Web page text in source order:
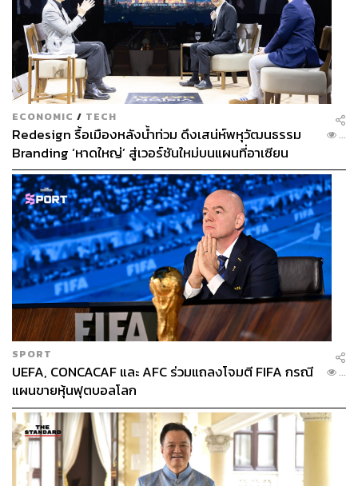
ECONOMIC / TECH
Redesign รื้อเมืองหลังน้ำท่วม ดึงเสน่ห์พหุวัฒนธรรม
Branding ‘หาดใหญ่’ สู่เวอร์ชันใหม่บนแผนที่อาเซียน
...
SPORT
UEFA, CONCACAF และ AFC ร่วมแถลงโจมตี FIFA กรณี
แผนขายหุ้นฟุตบอลโลก
...